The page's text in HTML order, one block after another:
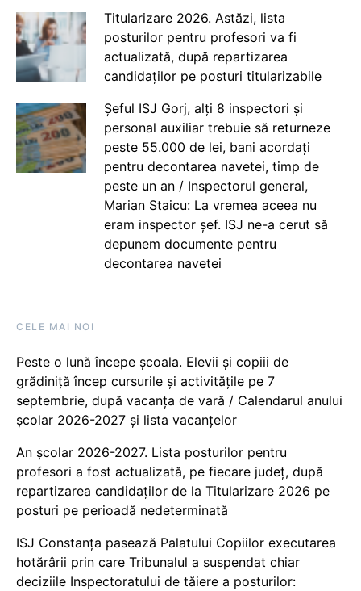
Titularizare 2026. Astăzi, lista
posturilor pentru profesori va fi
actualizată, după repartizarea
candidaților pe posturi titularizabile
Șeful ISJ Gorj, alți 8 inspectori și
personal auxiliar trebuie să returneze
peste 55.000 de lei, bani acordați
pentru decontarea navetei, timp de
peste un an / Inspectorul general,
Marian Staicu: La vremea aceea nu
eram inspector șef. ISJ ne-a cerut să
depunem documente pentru
decontarea navetei
CELE MAI NOI
Peste o lună începe școala. Elevii și copiii de
grădiniță încep cursurile și activitățile pe 7
septembrie, după vacanța de vară / Calendarul anului
școlar 2026-2027 și lista vacanțelor
An școlar 2026-2027. Lista posturilor pentru
profesori a fost actualizată, pe fiecare județ, după
repartizarea candidaților de la Titularizare 2026 pe
posturi pe perioadă nedeterminată
ISJ Constanța pasează Palatului Copiilor executarea
hotărârii prin care Tribunalul a suspendat chiar
deciziile Inspectoratului de tăiere a posturilor: